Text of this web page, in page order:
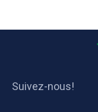
Suivez-nous!